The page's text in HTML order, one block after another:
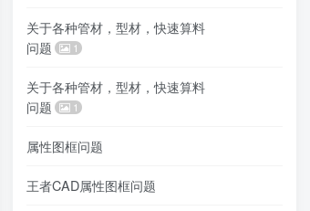
关于各种管材，型材，快速算料
问题
1
关于各种管材，型材，快速算料
问题
1
属性图框问题
王者CAD属性图框问题